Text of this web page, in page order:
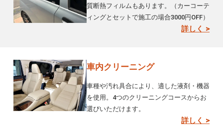
質断熱フィルムもあります。（カーコーテ
ィングとセットで施工の場合3000円OFF）
詳しく >
車内クリーニング
車種や汚れ具合により、適した液剤・機器
を使用。4つのクリーニングコースからお
選びいただけます。
詳しく >